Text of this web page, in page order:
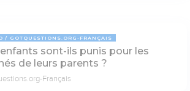
GOTQUESTIONS.ORG-FRANÇAIS
sont-ils punis pour les
de leurs parents ?
Français